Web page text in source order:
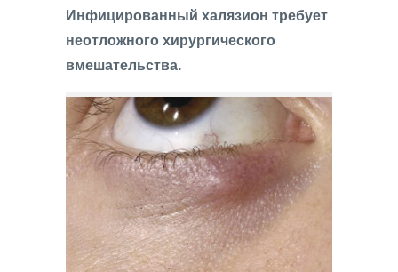
Инфицированный халязион требует
неотложного хирургического
вмешательства.